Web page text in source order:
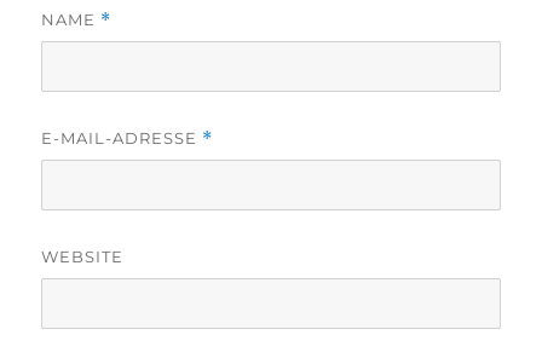
NAME *
E-MAIL-ADRESSE *
WEBSITE